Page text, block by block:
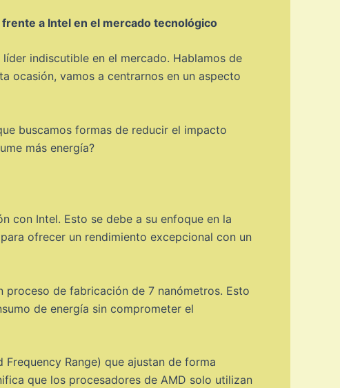
a Intel en el mercado tecnológico
indiscutible en el mercado. Hablamos de
ocasión, vamos a centrarnos en un aspecto
buscamos formas de reducir el impacto
más energía?
con Intel. Esto se debe a su enfoque en la
ofrecer un rendimiento excepcional con un
de fabricación de 7 nanómetros. Esto
de energía sin comprometer el
Range) que ajustan de forma
que los procesadores de AMD solo utilizan